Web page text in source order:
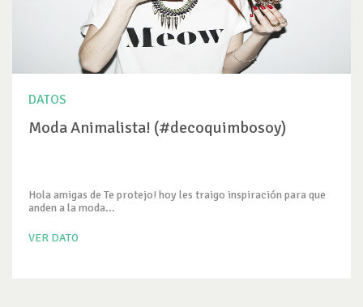
DATOS
Moda Animalista! (#decoquimbosoy)
Hola amigas de Te protejo! hoy les traigo inspiración para que
anden a la moda...
VER DATO